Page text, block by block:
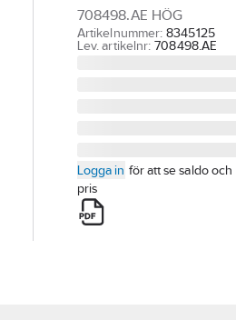
708498.AE HÖG
Artikelnummer: 8345125
Lev. artikelnr: 708498.AE
Logga in för att se saldo och
pris